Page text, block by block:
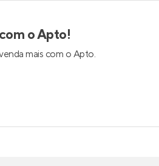
o Apto!
mais com o Apto.